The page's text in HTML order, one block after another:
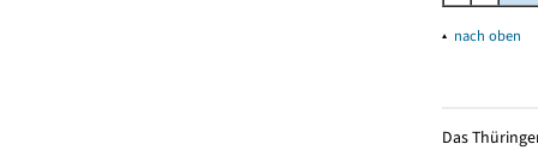
▴ nach oben
Das